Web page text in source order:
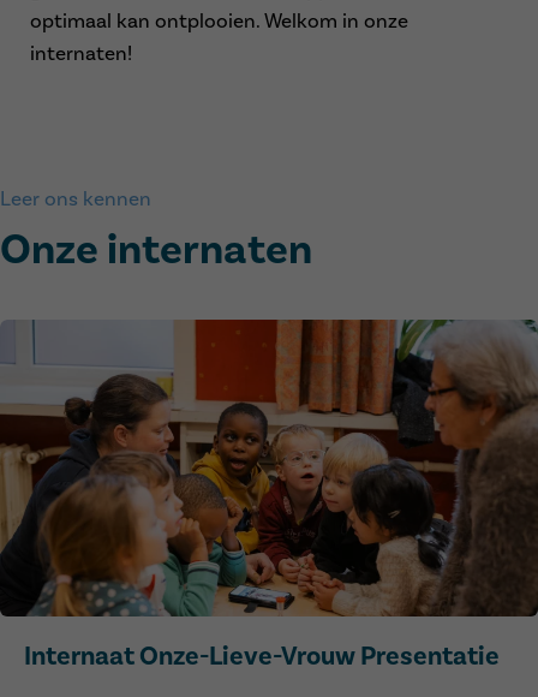
optimaal kan ontplooien. Welkom in onze
internaten!
Leer ons kennen
Onze internaten
Internaat Onze-Lieve-Vrouw Presentatie